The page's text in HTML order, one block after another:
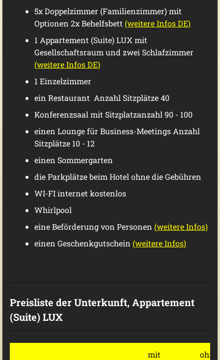
5x Doppelzimmer (Familienzimmer) mit
Optionen 2x Behelfsbett (weitere Infos DE)
1 Appartement (Suite) LUX mit
Gesellschaftsraum und zwei Schlafzimmer
(weitere Infos DE)
1 Einzelzimmer
ein Restaurant Anzahl Sitzplätze 40
Konferenzsaal mit Sitzplatzanzahl 90 - 100
einen Lounge für Business-Meetings Anzahl
Sitzplätze 10 - 12
einen Sommergarten
die Parkplätze beim Hotel ohne die Gebühren
WI-FI internet kostenlos
Whirlpool
eine Beförderung von Personen (weitere Infos)
einen Geschenkgutschein (weitere Infos)
Preisliste der Unterkunft, Appartement
(Suite) LUX
mit
ohne